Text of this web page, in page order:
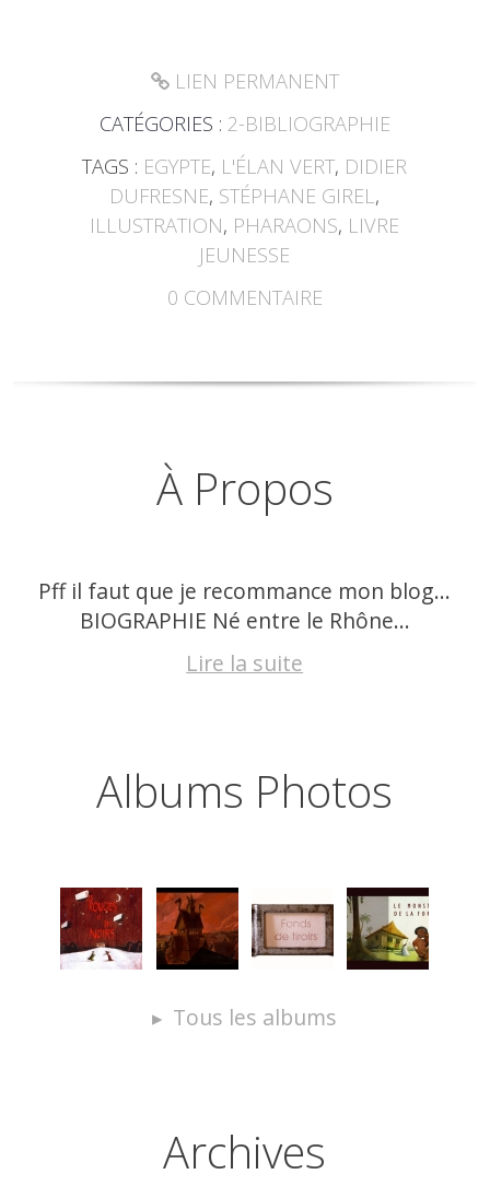
LIEN PERMANENT
CATÉGORIES : 2-BIBLIOGRAPHIE
TAGS : EGYPTE, L'ÉLAN VERT, DIDIER
DUFRESNE, STÉPHANE GIREL,
ILLUSTRATION, PHARAONS, LIVRE
JEUNESSE
0 COMMENTAIRE
À Propos
Pff il faut que je recommance mon blog…
BIOGRAPHIE Né entre le Rhône...
Lire la suite
Albums Photos
Tous les albums
Archives